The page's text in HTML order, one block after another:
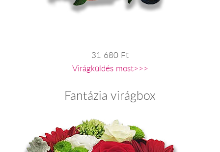
31 680 Ft
Virágküldés most>>>
Fantázia virágbox